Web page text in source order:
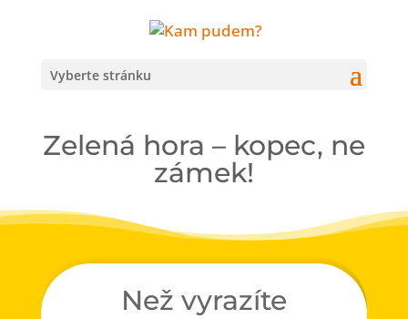
Vyberte stránku
Zelená hora – kopec, ne
zámek!
Než vyrazíte